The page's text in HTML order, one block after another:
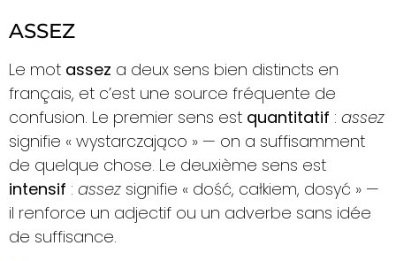
ASSEZ
Le mot assez a deux sens bien distincts en
français, et c’est une source fréquente de
confusion. Le premier sens est quantitatif : assez
signifie « wystarczająco » — on a suffisamment
de quelque chose. Le deuxième sens est
intensif : assez signifie « dość, całkiem, dosyć » —
il renforce un adjectif ou un adverbe sans idée
de suffisance.